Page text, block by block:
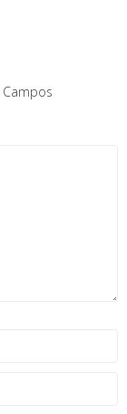
Campos